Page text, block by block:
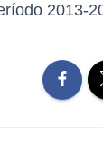
2013-